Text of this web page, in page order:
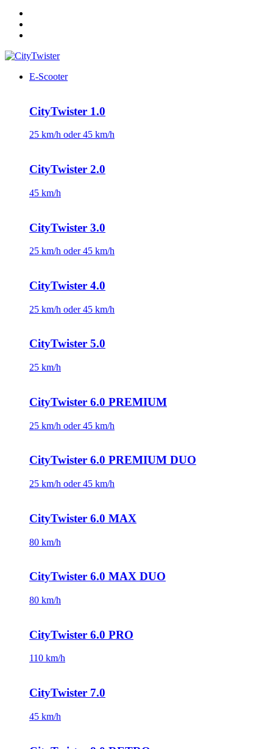
E-Scooter
CityTwister 1.0
25 km/h oder 45 km/h
CityTwister 2.0
45 km/h
CityTwister 3.0
25 km/h oder 45 km/h
CityTwister 4.0
25 km/h oder 45 km/h
CityTwister 5.0
25 km/h
CityTwister 6.0 PREMIUM
25 km/h oder 45 km/h
CityTwister 6.0 PREMIUM DUO
25 km/h oder 45 km/h
CityTwister 6.0 MAX
80 km/h
CityTwister 6.0 MAX DUO
80 km/h
CityTwister 6.0 PRO
110 km/h
CityTwister 7.0
45 km/h